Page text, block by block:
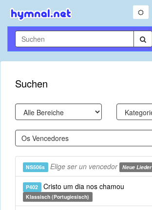
Suchen
NS506s Elige ser un vencedor Neue Lieder
P402 Cristo um dia nos chamou
Klassisch (Portugiesisch)